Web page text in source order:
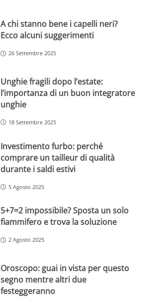
A chi stanno bene i capelli neri?
Ecco alcuni suggerimenti
26 Settembre 2025
Unghie fragili dopo l’estate:
l’importanza di un buon integratore
unghie
18 Settembre 2025
Investimento furbo: perché
comprare un tailleur di qualità
durante i saldi estivi
5 Agosto 2025
5+7=2 impossibile? Sposta un solo
fiammifero e trova la soluzione
2 Agosto 2025
Oroscopo: guai in vista per questo
segno mentre altri due
festeggeranno